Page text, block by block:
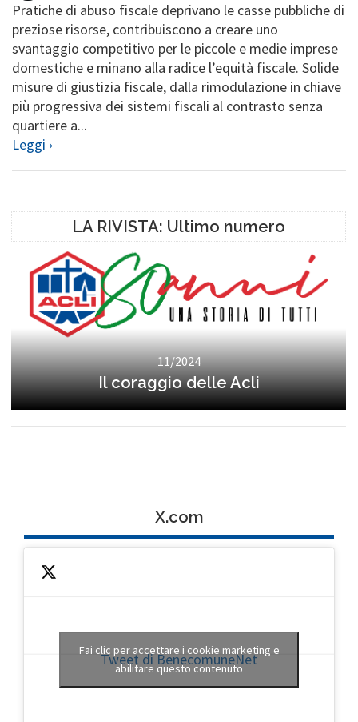
Pratiche di abuso fiscale deprivano le casse pubbliche di
preziose risorse, contribuiscono a creare uno
svantaggio competitivo per le piccole e medie imprese
domestiche e minano alla radice l’equità fiscale. Solide
misure di giustizia fiscale, dalla rimodulazione in chiave
più progressiva dei sistemi fiscali al contrasto senza
quartiere a...
Leggi ›
LA RIVISTA: Ultimo numero
11/2024
Il coraggio delle Acli
X.com
Tweet di BenecomuneNet
Fai clic per accettare i cookie marketing e
abilitare questo contenuto